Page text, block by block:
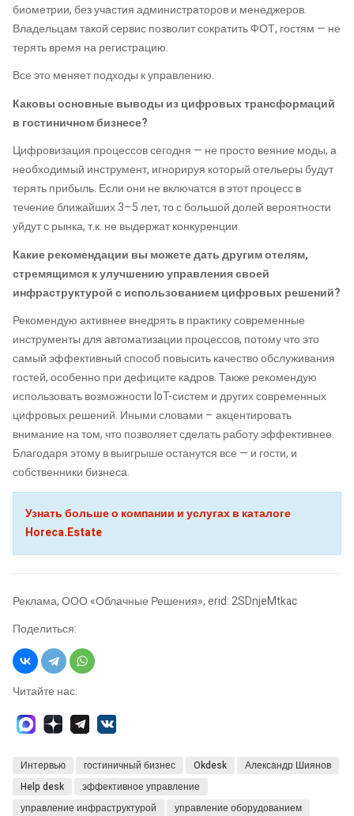
биометрии, без участия администраторов и менеджеров.
Владельцам такой сервис позволит сократить ФОТ, гостям — не
терять время на регистрацию.
Все это меняет подходы к управлению.
Каковы основные выводы из цифровых трансформаций
в гостиничном бизнесе?
Цифровизация процессов сегодня — не просто веяние моды, а
необходимый инструмент, игнорируя который отельеры будут
терять прибыль. Если они не включатся в этот процесс в
течение ближайших 3–5 лет, то с большой долей вероятности
уйдут с рынка, т.к. не выдержат конкуренции.
Какие рекомендации вы можете дать другим отелям,
стремящимся к улучшению управления своей
инфраструктурой с использованием цифровых решений?
Рекомендую активнее внедрять в практику современные
инструменты для автоматизации процессов, потому что это
самый эффективный способ повысить качество обслуживания
гостей, особенно при дефиците кадров. Также рекомендую
использовать возможности IoT-систем и других современных
цифровых решений. Иными словами – акцентировать
внимание на том, что позволяет сделать работу эффективнее.
Благодаря этому в выигрыше останутся все — и гости, и
собственники бизнеса.
Узнать больше о компании и услугах в каталоге
Horeca.Estate
Реклама, ООО «Облачные Решения», erid: 2SDnjeMtkac
Поделиться:
Читайте нас:
Интервью гостиничный бизнес Okdesk
Александр Шиянов
Help desk
эффективное управление
управление инфраструктурой
управление оборудованием